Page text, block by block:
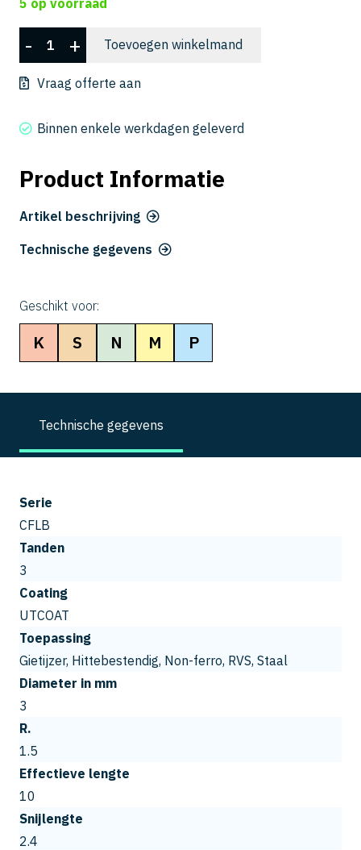
CFLB
3030-
100
- + Toevoegen winkelmand
Vraag offerte aan
Binnen enkele werkdagen geleverd
Product Informatie
Artikel beschrijving
Technische gegevens
Geschikt voor:
K S N M P
Technische gegevens
Serie
CFLB
Tanden
3
Coating
UTCOAT
Toepassing
Gietijzer, Hittebestendig, Non-ferro, RVS, Staal
Diameter in mm
3
R.
1.5
Effectieve lengte
10
Snijlengte
2.4